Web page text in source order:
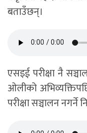
बताउँछन्।
एसइई परीक्षा नै
ओलीको
परीक्षा सञ्चालन